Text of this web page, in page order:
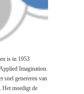
is in 1953
Imagination.
snel genereren van
Het moedigt de